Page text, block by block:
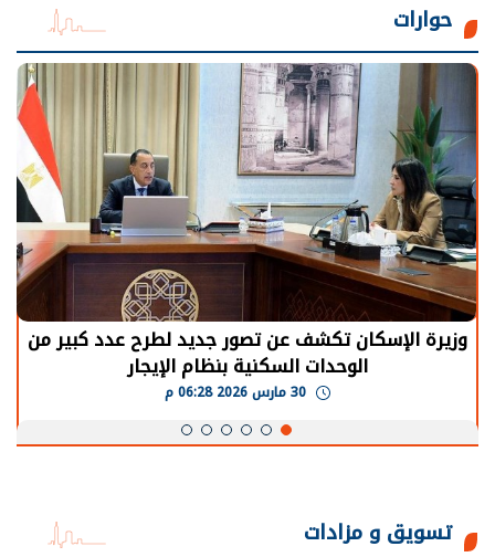
حوارات
وزيرة الإسكان تكشف عن تصور جديد لطرح عدد كبير من
الوحدات السكنية بنظام الإيجار
30 مارس 2026 06:28 م
تسويق و مزادات